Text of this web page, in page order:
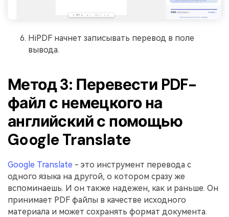
HiPDF начнет записывать перевод в поле
вывода.
Метод 3: Перевести PDF-
файл с немецкого на
английский с помощью
Google Translate
Google Translate - это инструмент перевода с
одного языка на другой, о котором сразу же
вспоминаешь. И он также надежен, как и раньше. Он
принимает PDF файлы в качестве исходного
материала и может сохранять формат документа.